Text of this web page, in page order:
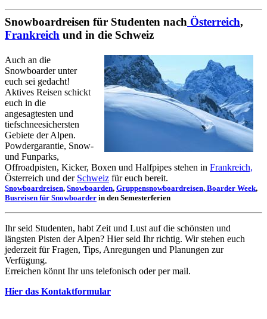
Snowboardreisen für Studenten nach Österreich,
Frankreich und in die Schweiz
Auch an die
Snowboarder unter
euch sei gedacht!
Aktives Reisen schickt
euch in die
angesagtesten und
tiefschneesichersten
Gebiete der Alpen.
Powdergarantie, Snow-
und Funparks,
Offroadpisten, Kicker, Boxen und Halfpipes stehen in Frankreich,
Österreich und der Schweiz für euch bereit.
Snowboardreisen, Snowboarden, Gruppensnowboardreisen, Boarder Week,
Busreisen für Snowboarder in den Semesterferien
Ihr seid Studenten, habt Zeit und Lust auf die schönsten und
längsten Pisten der Alpen? Hier seid Ihr richtig. Wir stehen euch
jederzeit für Fragen, Tips, Anregungen und Planungen zur
Verfügung.
Erreichen könnt Ihr uns telefonisch oder per mail.
Hier das Kontaktformular